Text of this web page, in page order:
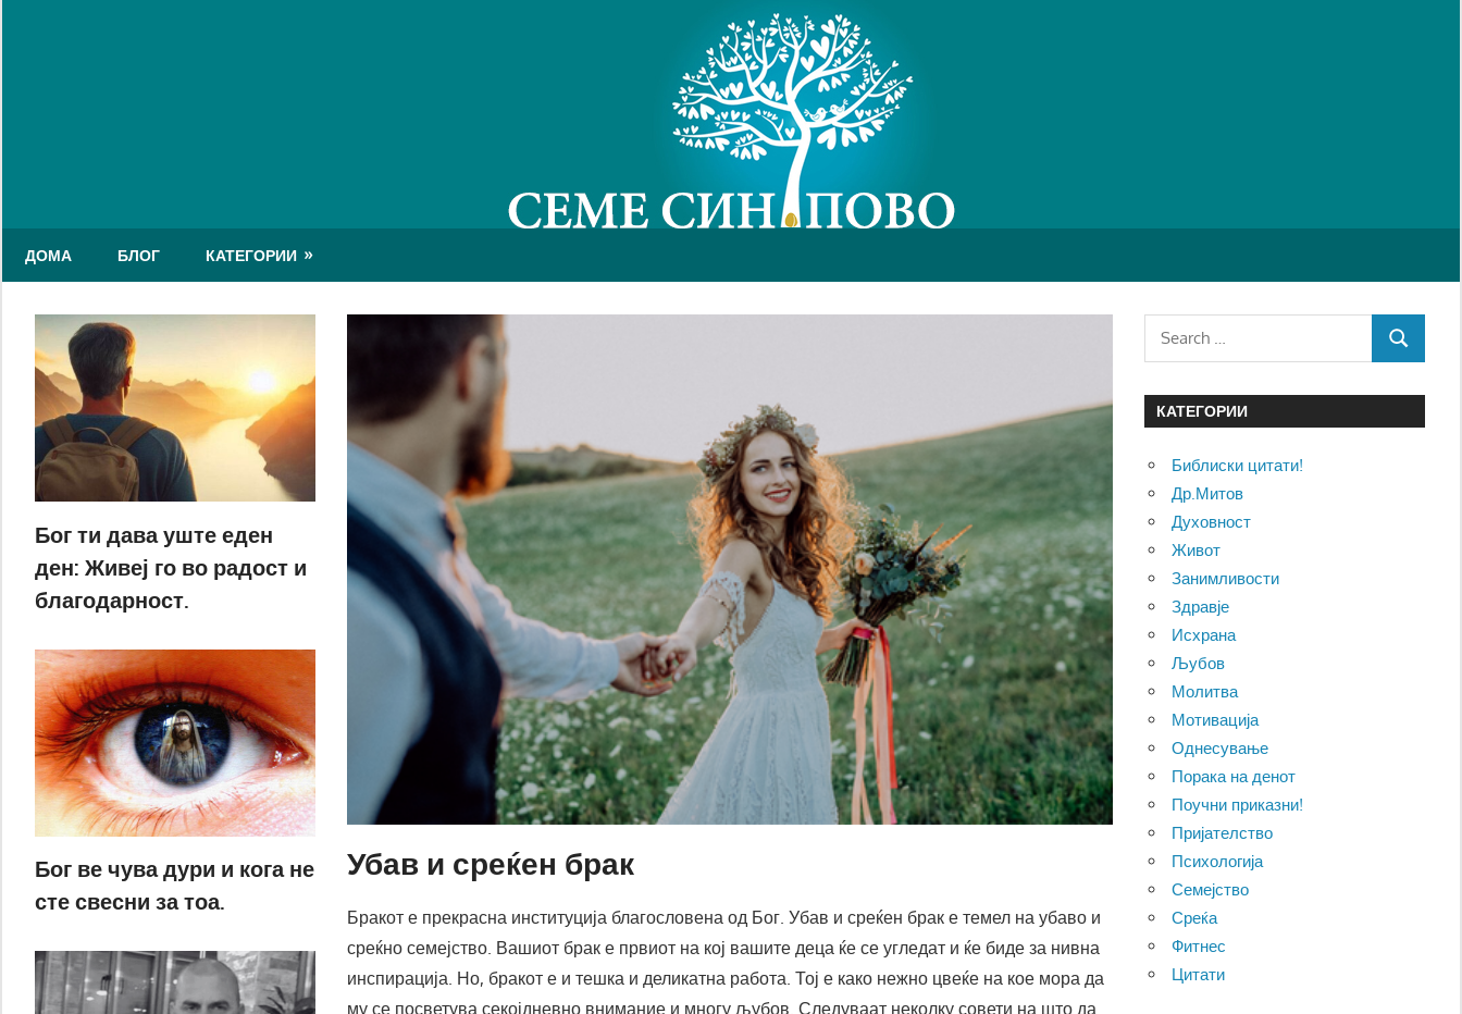
ДОМА БЛОГ КАТЕГОРИИ
Убав и среќен брак
Бракот е прекрасна институција благословена од Бог. Убав и среќен брак е темел на убаво и
среќно семејство. Вашиот брак е првиот на кој вашите деца ќе се угледат и ќе биде за нивна
инспирација. Но, бракот е и тешка и деликатна работа. Тој е како нежно цвеќе на кое мора да
му се посветува секојдневно внимание и многу љубов. Следуваат неколку совети на што да
Бог ти дава уште еден
ден: Живеј го во радост и
благодарност.
Бог ве чува дури и кога не
сте свесни за тоа.
Search
SEARCH
КАТЕГОРИИ
Библиски цитати!
Др.Митов
Духовност
Живот
Занимливости
Здравје
Исхрана
Љубов
Молитва
Мотивација
Однесување
Порака на денот
Поучни приказни!
Пријателство
Психологија
Семејство
Среќа
Фитнес
Цитати